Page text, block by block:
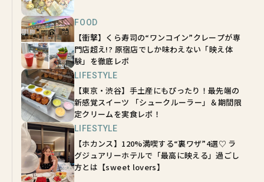
FOOD
【衝撃】くら寿司の“ワンコイン”クレープが専
門店超え!? 原宿店でしか味わえない「映え体
験」を徹底レポ
LIFESTYLE
【東京・渋谷】手土産にもぴったり！最先端の
新感覚スイーツ 「シュークルーラー」＆期間限
定クリームを実食レポ！
LIFESTYLE
【ホカンス】120%満喫する“裏ワザ”4選♡ ラ
グジュアリーホテルで「最高に映える」過ごし
方とは【sweet lovers】